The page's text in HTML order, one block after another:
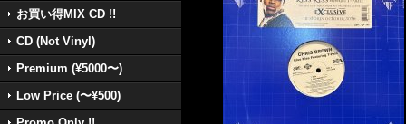
お買い得MIX CD !!
CD (Not Vinyl)
Premium (¥5000〜)
Low Price (〜¥500)